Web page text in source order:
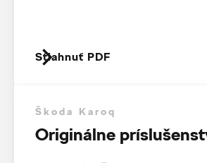
Stiahnuť PDF
Škoda Karoq
Originálne